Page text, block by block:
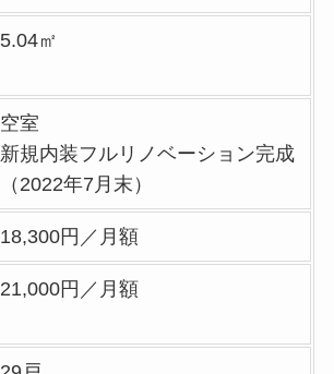
5.04㎡
空室
新規内装フルリノベーション完成
（2022年7月末）
18,300円／月額
21,000円／月額